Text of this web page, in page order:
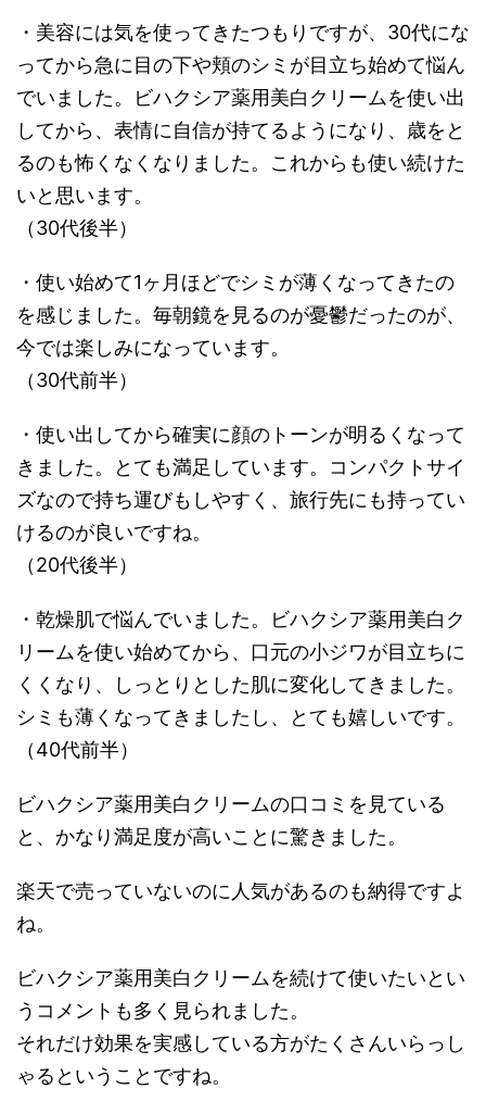
・美容には気を使ってきたつもりですが、30代にな
ってから急に目の下や頬のシミが目立ち始めて悩ん
でいました。ビハクシア薬用美白クリームを使い出
してから、表情に自信が持てるようになり、歳をと
るのも怖くなくなりました。これからも使い続けた
いと思います。
（30代後半）
・使い始めて1ヶ月ほどでシミが薄くなってきたの
を感じました。毎朝鏡を見るのが憂鬱だったのが、
今では楽しみになっています。
（30代前半）
・使い出してから確実に顔のトーンが明るくなって
きました。とても満足しています。コンパクトサイ
ズなので持ち運びもしやすく、旅行先にも持ってい
けるのが良いですね。
（20代後半）
・乾燥肌で悩んでいました。ビハクシア薬用美白ク
リームを使い始めてから、口元の小ジワが目立ちに
くくなり、しっとりとした肌に変化してきました。
シミも薄くなってきましたし、とても嬉しいです。
（40代前半）
ビハクシア薬用美白クリームの口コミを見ている
と、かなり満足度が高いことに驚きました。
楽天で売っていないのに人気があるのも納得ですよ
ね。
ビハクシア薬用美白クリームを続けて使いたいとい
うコメントも多く見られました。
それだけ効果を実感している方がたくさんいらっし
ゃるということですね。